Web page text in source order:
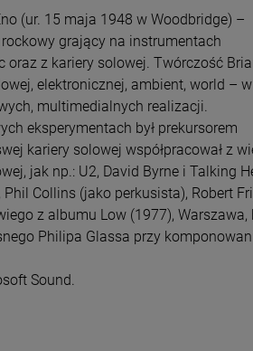
-15%
(ur. 15 maja 1948 w Woodbridge) –
grający na instrumentach
z kariery solowej. Twórczość
elektronicznej, ambient, world – w
multimedialnych realizacji.
eksperymentach był prekursorem
kariery solowej współpracował z
jak np.: U2, David Byrne i Talking
Collins (jako perkusista), Robert
z albumu Low (1977), Warszawa,
Philipa Glassa przy
Sound.